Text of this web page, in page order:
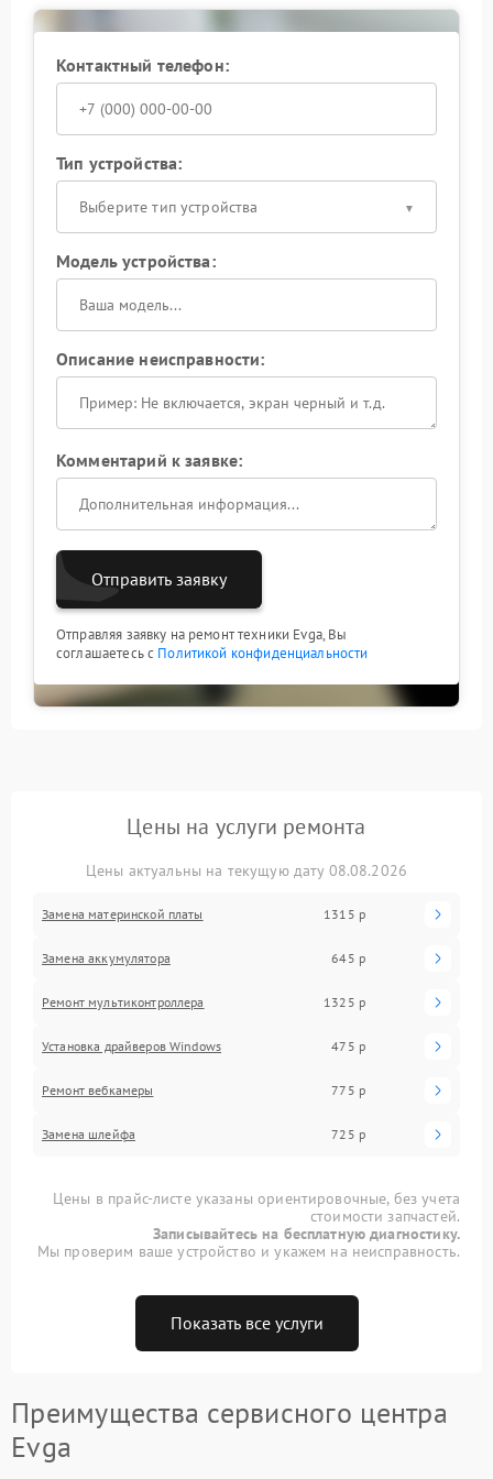
работы с техникой данного бренда.
Самостоятельное вмешательство может привести к
повреждению корпуса или матрицы экрана.
Профессиональный подход снижает риски и
позволяет вернуть стабильную работу камеры в
кратчайшие сроки.
Контактный телефон:
Тип устройства:
Выберите тип устройства
Модель устройства:
Описание неисправности:
Комментарий к заявке:
Отправить заявку
Отправляя заявку на ремонт техники Evga, Вы
соглашаетесь с Политикой конфиденциальности
Цены на услуги ремонта
Цены актуальны на текущую дату 08.08.2026
Замена материнской платы 1315 р
Замена аккумулятора 645 р
Ремонт мультиконтроллера 1325 р
Установка драйверов Windows 475 р
Ремонт вебкамеры 775 р
Замена шлейфа 725 р
Цены в прайс-листе указаны ориентировочные, без учета
стоимости запчастей.
Записывайтесь на бесплатную диагностику.
Мы проверим ваше устройство и укажем на неисправность.
Показать все услуги
Преимущества сервисного центра
Evga